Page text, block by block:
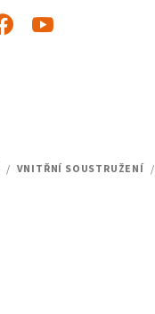
/ VNITŘNÍ SOUSTRUŽENÍ /